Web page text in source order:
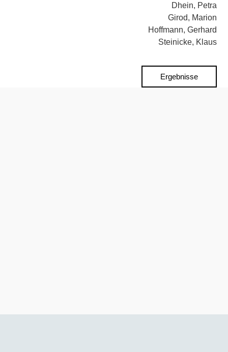
Dhein, Petra
Girod, Marion
Hoffmann, Gerhard
Steinicke, Klaus
Ergebnisse